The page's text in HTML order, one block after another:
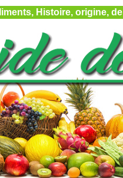
Histoire, origine,